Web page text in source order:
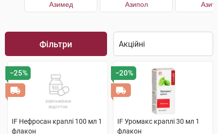
Азимед Азипол
Фільтри
−25%
IF Нефросан краплі 100 мл 1
флакон
−20%
IF Уромакс краплі 30 мл 1
флакон